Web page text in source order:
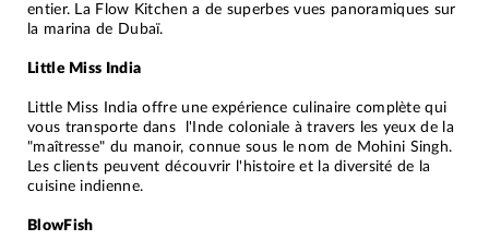
entier. La Flow Kitchen a de superbes vues panoramiques sur
la marina de Dubaï.
Little Miss India
Little Miss India offre une expérience culinaire complète qui
vous transporte dans l'Inde coloniale à travers les yeux de la
"maîtresse" du manoir, connue sous le nom de Mohini Singh.
Les clients peuvent découvrir l'histoire et la diversité de la
cuisine indienne.
BlowFish